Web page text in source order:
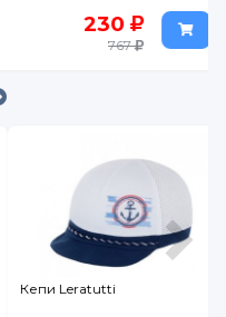
230
767
Кепи Leratutti